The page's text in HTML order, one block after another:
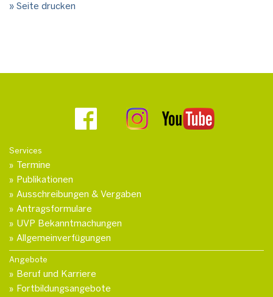
» Seite drucken
Services
Termine
Publikationen
Ausschreibungen & Vergaben
Antragsformulare
UVP Bekanntmachungen
Allgemeinverfügungen
Angebote
Beruf und Karriere
Fortbildungsangebote